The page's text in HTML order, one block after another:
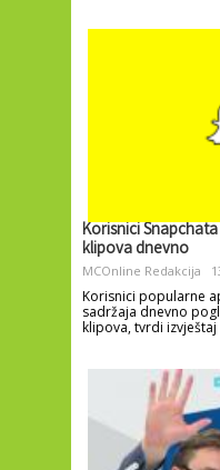
Korisnici
klipova dnevno
MCOnline Redakcija
Korisnici popularne
sadržaja dnevno
klipova, tvrdi izvještaj